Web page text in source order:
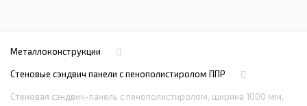
Металлоконструкции
Стеновые сэндвич панели с пенополистиролом ППР
Стеновая сэндвич-панель с пенополистиролом, ширина 1000 мм,